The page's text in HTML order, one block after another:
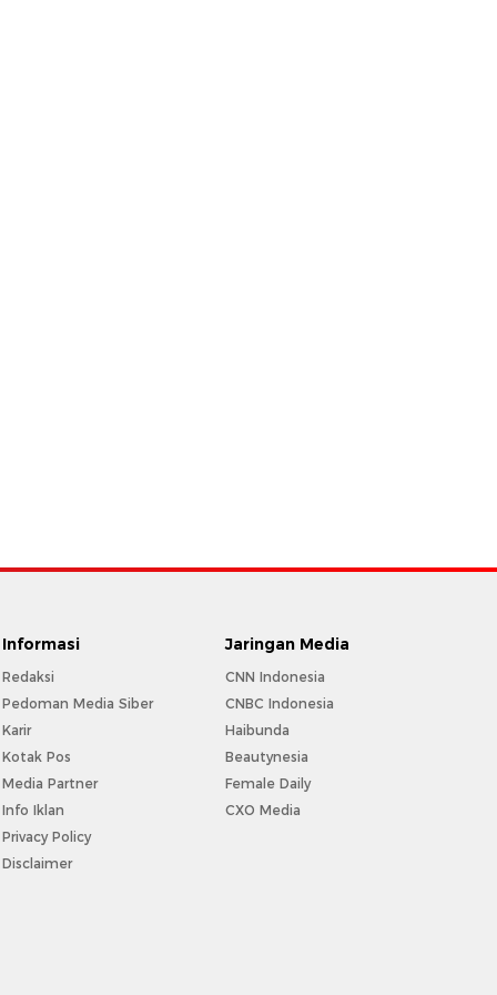
Informasi
Redaksi
Pedoman Media Siber
Karir
Kotak Pos
Media Partner
Info Iklan
Privacy Policy
Disclaimer
Jaringan Media
CNN Indonesia
CNBC Indonesia
Haibunda
Beautynesia
Female Daily
CXO Media